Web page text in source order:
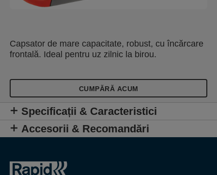
Capsator de mare capacitate, robust, cu încărcare
frontală. Ideal pentru uz zilnic la birou.
CUMPĂRĂ ACUM
Specificații & Caracteristici
Accesorii & Recomandări